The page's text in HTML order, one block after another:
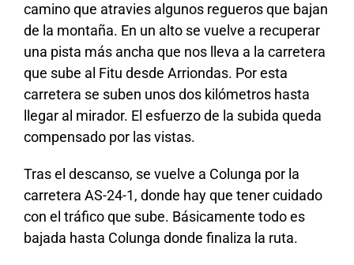
camino que atravies algunos regueros que bajan
de la montaña. En un alto se vuelve a recuperar
una pista más ancha que nos lleva a la carretera
que sube al Fitu desde Arriondas. Por esta
carretera se suben unos dos kilómetros hasta
llegar al mirador. El esfuerzo de la subida queda
compensado por las vistas.
Tras el descanso, se vuelve a Colunga por la
carretera AS-24-1, donde hay que tener cuidado
con el tráfico que sube. Básicamente todo es
bajada hasta Colunga donde finaliza la ruta.